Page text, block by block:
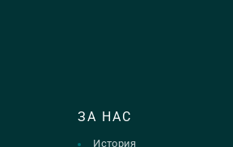
ЗА НАС
История